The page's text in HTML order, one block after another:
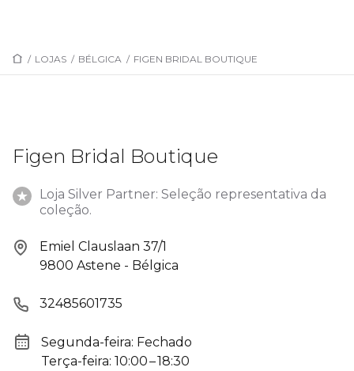
/ LOJAS / BÉLGICA / FIGEN BRIDAL BOUTIQUE
Figen Bridal Boutique
Loja Silver Partner: Seleção representativa da
coleção.
Emiel Clauslaan 37/1
9800 Astene - Bélgica
32485601735
Segunda-feira: Fechado
Terça-feira: 10:00 – 18:30